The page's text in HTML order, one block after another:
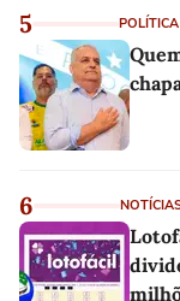
5 POLÍTICA
6